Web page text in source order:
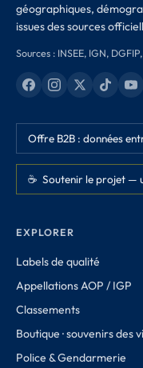
géographiques,
issues des sources
Sources : INSEE, IGN,
Offre B2B : données
☕ Soutenir le projet —
EXPLORER
Labels de qualité
Appellations AOP / IGP
Classements
Boutique · souvenirs des
Police & Gendarmerie